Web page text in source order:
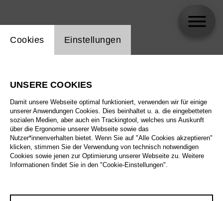
Einstellung Website Cookie
Cookies Einstellungen
UNSERE COOKIES
Damit unsere Webseite optimal funktioniert, verwenden wir für einige
unserer Anwendungen Cookies. Dies beinhaltet u. a. die eingebetteten
sozialen Medien, aber auch ein Trackingtool, welches uns Auskunft
über die Ergonomie unserer Webseite sowie das
Nutzer*innenverhalten bietet. Wenn Sie auf "Alle Cookies akzeptieren"
klicken, stimmen Sie der Verwendung von technisch notwendigen
Cookies sowie jenen zur Optimierung unserer Webseite zu. Weitere
Informationen findet Sie in den "Cookie-Einstellungen".